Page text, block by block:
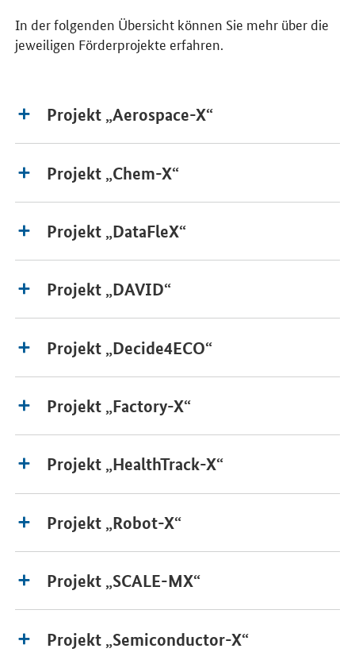
In der folgenden Übersicht können Sie mehr über die
jeweiligen Förderprojekte erfahren.
Projekt „Aerospace-X“
Projekt „Chem-X“
Projekt „DataFleX“
Projekt „DAVID“
Projekt „Decide4ECO“
Projekt „Factory-X“
Projekt „HealthTrack-X“
Projekt „Robot-X“
Projekt „SCALE-MX“
Projekt „Semiconductor-X“